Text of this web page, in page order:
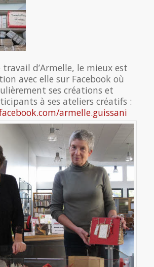
travail d’Armelle, le mieux est
avec elle sur Facebook où
ses créations et
à ses ateliers créatifs :
armelle.guissani